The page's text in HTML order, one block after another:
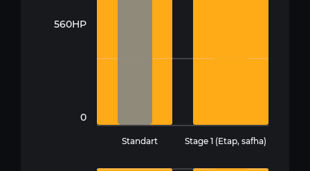
560HP
0
Standart Stage 1 (Etap, safha)